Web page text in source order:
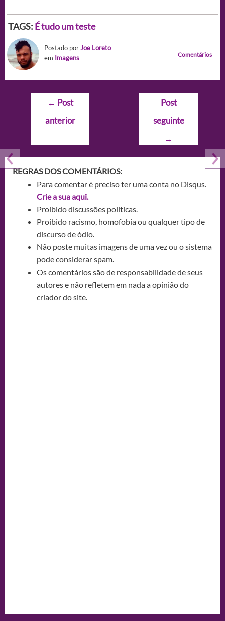
TAGS: É tudo um teste
Postado porJoe Loreto
em Imagens Comentários
Navegação
Post
← Post
anterior
Post
seguinte
→
REGRAS DOS COMENTÁRIOS:
Para comentar é preciso ter uma conta no Disqus.
Crie a sua aqui.
Proibido discussões políticas.
Proibido racismo, homofobia ou qualquer tipo de
discurso de ódio.
Não poste muitas imagens de uma vez ou o sistema
pode considerar spam.
Os comentários são de responsabilidade de seus
autores e não refletem em nada a opinião do
criador do site.